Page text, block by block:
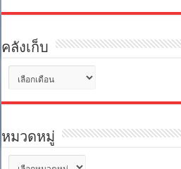
คลังเก็บ
เก็บ
หมวดหมู่